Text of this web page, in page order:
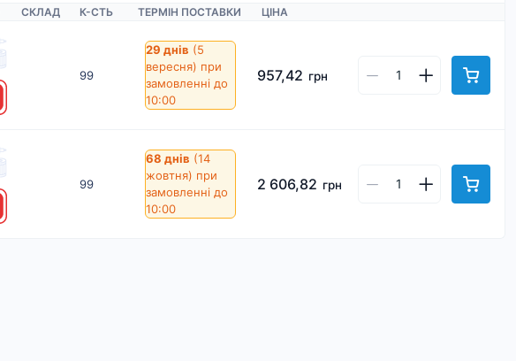
СКЛАД К-CТЬ ТЕРМІН ПОСТАВКИ ЦІНА
99
29 днів (5
вересня) при
замовленні до
10:00
957,42 грн
99
68 днів (14
жовтня) при
замовленні до
10:00
2 606,82 грн